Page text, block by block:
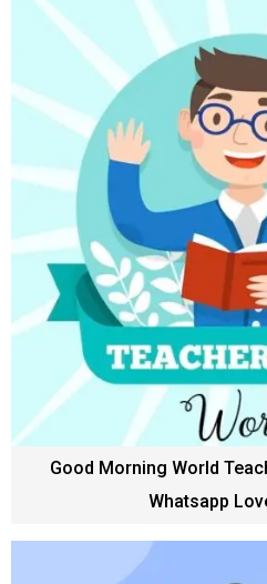
Good Morning World
Whatsapp